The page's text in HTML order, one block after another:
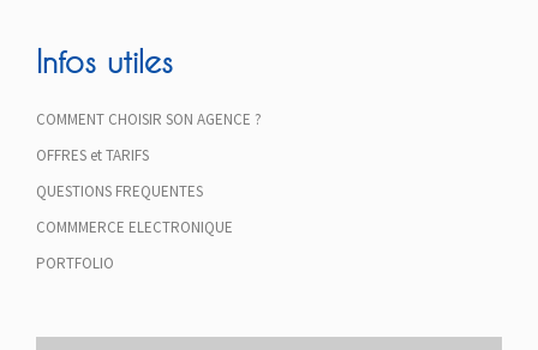
Infos utiles
COMMENT CHOISIR SON AGENCE ?
OFFRES et TARIFS
QUESTIONS FREQUENTES
COMMMERCE ELECTRONIQUE
PORTFOLIO